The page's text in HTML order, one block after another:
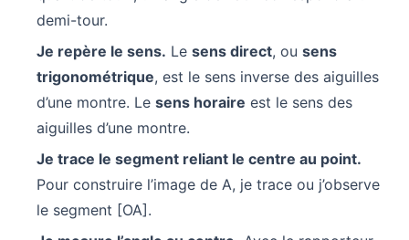
demi-tour.
Je repère le sens. Le sens direct, ou sens
trigonométrique, est le sens inverse des aiguilles
d’une montre. Le sens horaire est le sens des
aiguilles d’une montre.
Je trace le segment reliant le centre au point.
Pour construire l’image de A, je trace ou j’observe
le segment [OA].